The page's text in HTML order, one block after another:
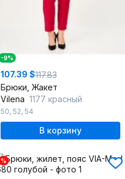
-9%
107.39 $117.83
Брюки, Жакет
Vilena 1177 красный
50, 52, 54
В корзину
%